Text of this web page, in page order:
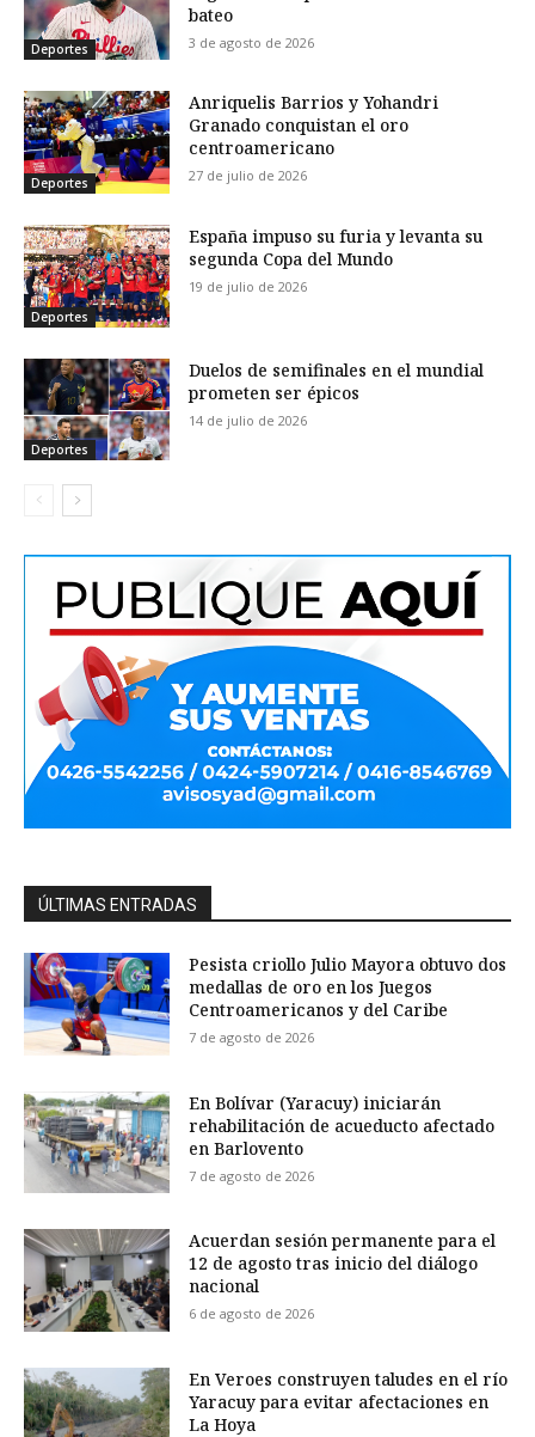
Deportes
bateo
3 de agosto de 2026
Deportes
Anriquelis Barrios y Yohandri
Granado conquistan el oro
centroamericano
27 de julio de 2026
Deportes
España impuso su furia y levanta su
segunda Copa del Mundo
19 de julio de 2026
Deportes
Duelos de semifinales en el mundial
prometen ser épicos
14 de julio de 2026
ÚLTIMAS ENTRADAS
Pesista criollo Julio Mayora obtuvo dos
medallas de oro en los Juegos
Centroamericanos y del Caribe
7 de agosto de 2026
En Bolívar (Yaracuy) iniciarán
rehabilitación de acueducto afectado
en Barlovento
7 de agosto de 2026
Acuerdan sesión permanente para el
12 de agosto tras inicio del diálogo
nacional
6 de agosto de 2026
En Veroes construyen taludes en el río
Yaracuy para evitar afectaciones en
La Hoya